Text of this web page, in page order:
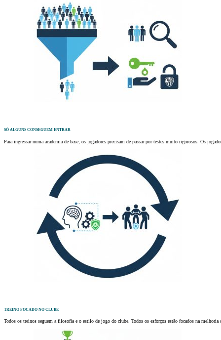
SÓ ALGUNS CONSEGUEM ENTRAR
Para ingressar numa academia de base, os jogadores precisam de passar por testes muito rigorosos. Os
TREINO FOCADO NO CLUBE
Todos os treinos seguem a filosofia e o estilo de jogo do clube. Todos os esforços estão focados na